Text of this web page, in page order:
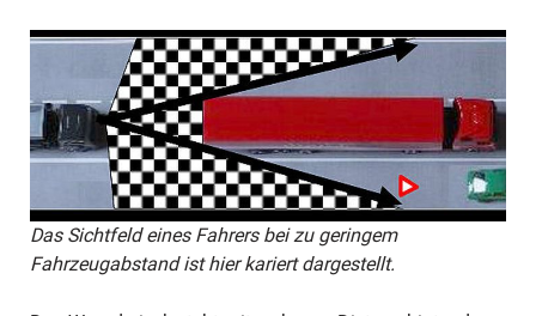
Das Sichtfeld eines Fahrers bei zu geringem
Fahrzeugabstand ist hier kariert dargestellt.